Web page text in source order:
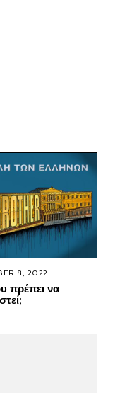
8, 2022
πρέπει να